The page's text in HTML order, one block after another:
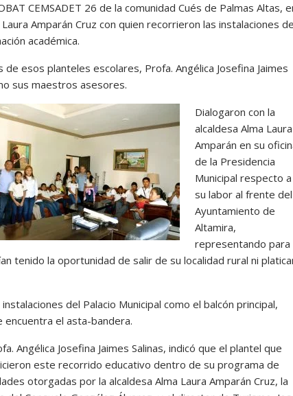
CEMSADET 26 de la comunidad Cués de Palmas Altas,
Amparán Cruz con quien recorrieron las instalaciones
académica.
esos planteles escolares, Profa. Angélica Josefina Jaimes
sus maestros asesores.
Dialogaron con la
alcaldesa Alma Laura
Amparán en su
de la Presidencia
Municipal respecto a
su labor al frente del
Ayuntamiento de
Altamira,
representando para
tenido la oportunidad de salir de su localidad rural ni
del Palacio Municipal como el balcón principal,
encuentra el asta-bandera.
Angélica Josefina Jaimes Salinas, indicó que el plantel que
este recorrido educativo dentro de su programa de
otorgadas por la alcaldesa Alma Laura Amparán Cruz, la